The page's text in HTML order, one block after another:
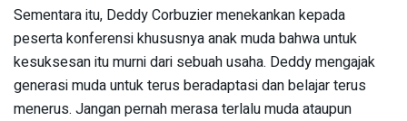
Sementara itu, Deddy Corbuzier menekankan kepada
peserta konferensi khususnya anak muda bahwa untuk
kesuksesan itu murni dari sebuah usaha. Deddy mengajak
generasi muda untuk terus beradaptasi dan belajar terus
menerus. Jangan pernah merasa terlalu muda ataupun